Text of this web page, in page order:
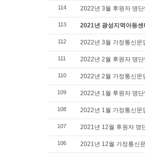
114 2022년 3월 후원자 명
113 2021년 광성지역아동
112 2022년 3월 가정통신문
111 2022년 2월 후원자 명
110 2022년 2월 가정통신문
109 2022년 1월 후원자 명
108 2022년 1월 가정통신문
107 2021년 12월 후원자 명
106 2021년 12월 가정통신